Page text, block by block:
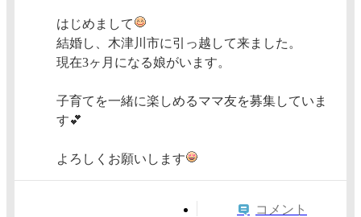
はじめまして
結婚し、木津川市に引っ越して来ました。
現在3ヶ月になる娘がいます。
子育てを一緒に楽しめるママ友を募集していま
す💕
よろしくお願いします
コメント